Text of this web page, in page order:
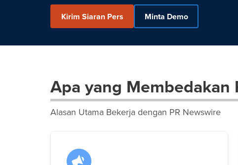
Kirim Siaran Pers Minta Demo
Apa yang Membedakan
Alasan Utama Bekerja dengan PR Newswire